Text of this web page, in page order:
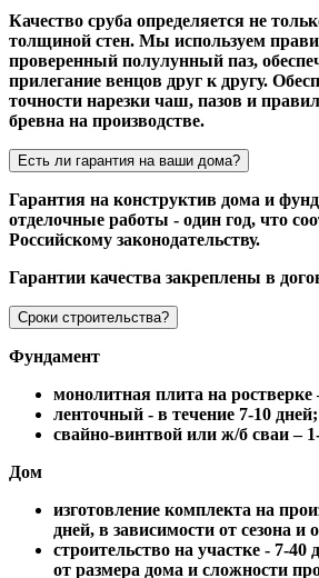
Качество сруба определяется не
толщиной стен. Мы используем
проверенный полулунный паз,
прилегание венцов друг к другу.
точности нарезки чаш, пазов и
бревна на производстве.
Есть ли гарантия на ваши дома?
Гарантия на конструктив дома и
отделочные работы - один год, что
Российскому законодательству.
Гарантии качества закреплены в
Сроки строительства?
Фундамент
монолитная плита на ростверке
ленточный - в течение 7-10 дней;
свайно-винтвой или ж/б сваи –
Дом
изготовление комплекта на
дней, в зависимости от сезона и
строительство на участке - 7-40
от размера дома и сложности